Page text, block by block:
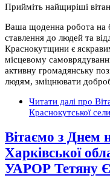
Прийміть найщиріші
Ваша щоденна робота на
ставлення до людей та
Краснокутщини є
місцевому
активну громадянську
людям, зміцнювати
Читати далі про
Краснокутської
Вітаємо з Днем
Харківської
УАРОР